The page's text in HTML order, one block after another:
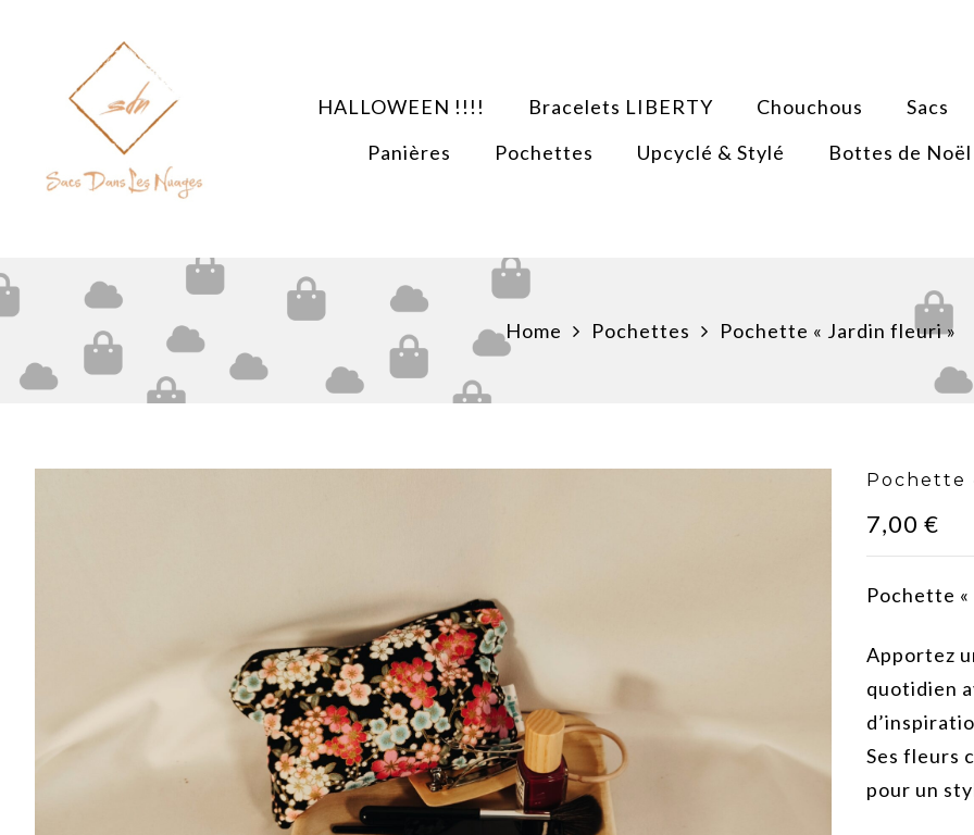
HALLOWEEN !!!! Bracelets LIBERTY Chouchous Sacs
Panières
Pochettes Upcyclé & Stylé Bottes de Noël
Home Pochettes Pochette « Jardin fleuri »
Pochette
7,00€
Pochette
Apportez
quotidien
Ses fleurs
pour un